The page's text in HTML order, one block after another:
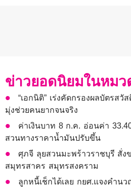
ข่าวยอดนิยมในหมว
“เอกนิติ” เร่งคัดกรองผลบัตรส
มุ่งช่วยคนยากจนจริง
ค่าเงินบาท 8 ก.ค. อ่อนค่า
สวนทางราคาน้ำมันปรับขึ้น
ศุภจี ลุยสวนมะพร้าวราชบุรี สั่ง
สมุทรสาคร สมุทรสงคราม
ลูกหนี้เช็กได้เลย กยศ.แจงคำน